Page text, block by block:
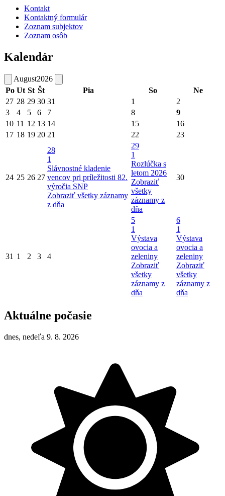
Kontakt
Kontaktný formulár
Zoznam subjektov
Zoznam osôb
Kalendár
August2026
Po Ut St Št Pia So
Ne
27 28 29 30 31 1
2
3
4 5 6 7 8
9
10 11 12 13 14 15
16
17 18 19 20 21 22 23
24 25 26 27
28
1
Slávnostné kladenie
vencov pri príležitosti 82.
výročia SNP
Zobraziť všetky záznamy
z dňa
29
1
Rozlúčka s
letom 2026
Zobraziť
všetky
záznamy z
dňa
30
31 1 2 3 4
5
1
Výstava
ovocia a
zeleniny
Zobraziť
všetky
záznamy z
dňa
6
1
Výstava
ovocia a
zeleniny
Zobraziť
všetky
záznamy z
dňa
Aktuálne počasie
dnes, nedeľa 9. 8. 2026